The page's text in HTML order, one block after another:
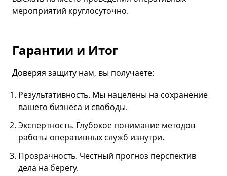
мероприятий круглосуточно.
Гарантии и Итог
Доверяя защиту нам, вы получаете:
Результативность. Мы нацелены на сохранение
вашего бизнеса и свободы.
Экспертность. Глубокое понимание методов
работы оперативных служб изнутри.
Прозрачность. Честный прогноз перспектив
дела на берегу.